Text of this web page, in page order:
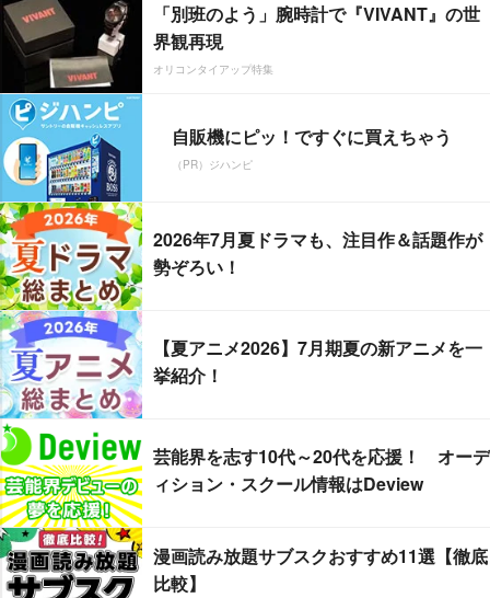
「別班のよう」腕時計で『VIVANT』の世
界観再現
オリコンタイアップ特集
自販機にピッ！ですぐに買えちゃう
（PR）ジハンピ
2026年7月夏ドラマも、注目作＆話題作が
勢ぞろい！
【夏アニメ2026】7月期夏の新アニメを一
挙紹介！
芸能界を志す10代～20代を応援！ オーデ
ィション・スクール情報はDeview
漫画読み放題サブスクおすすめ11選【徹底
比較】